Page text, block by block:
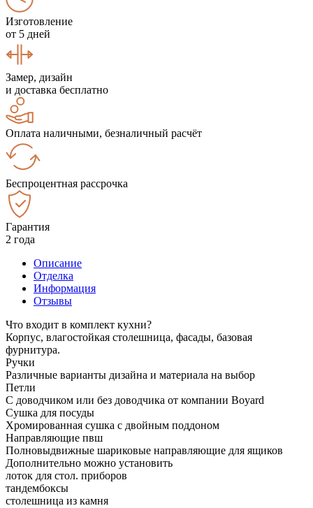
Изготовление
от 5 дней
Замер, дизайн
и доставка бесплатно
Оплата наличными, безналичный расчёт
Беспроцентная рассрочка
Гарантия
2 года
Описание
Отделка
Информация
Отзывы
Что входит в комплект кухни?
Корпус, влагостойкая столешница, фасады, базовая
фурнитура.
Ручки
Различные варианты дизайна и материала на выбор
Петли
С доводчиком или без доводчика от компании Boyard
Сушка для посуды
Хромированная сушка с двойным поддоном
Направляющие пвш
Полновыдвижные шариковые направляющие для ящиков
Дополнительно можно установить
лоток для стол. приборов
тандембоксы
столешница из камня